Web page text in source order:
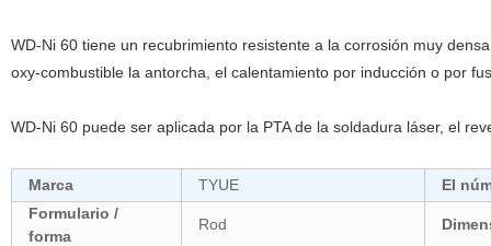
WD-Ni 60 tiene un recubrimiento resistente a la corrosión muy
oxy-combustible la antorcha, el calentamiento por inducción o por
WD-Ni 60 puede ser aplicada por la PTA de la soldadura láser, el
Marca TYUE
El
Formulario /
forma
Rod